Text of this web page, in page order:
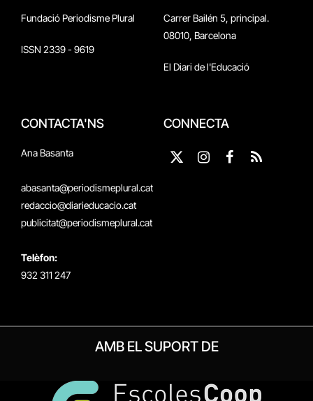
Fundació Periodisme Plural
ISSN 2339 - 9619
Carrer Bailén 5, principal.
08010, Barcelona
El Diari de l'Educació
CONTACTA'NS
Ana Basanta
abasanta@periodismeplural.cat
redaccio@diarieducacio.cat
publicitat@periodismeplural.cat
Telèfon:
932 311 247
CONNECTA
X
Instagram
Facebook
RSS
AMB EL SUPORT DE